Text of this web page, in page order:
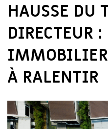
HAUSSE DU
DIRECTEUR :
À RALENTIR